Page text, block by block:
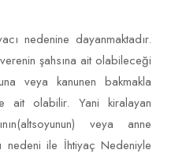
nedenine dayanmaktadır.
şahsına ait olabileceği
veya kanunen bakmakla
ait olabilir. Yani kiralayan
veya anne
nedeni ile İhtiyaç Nedeniyle